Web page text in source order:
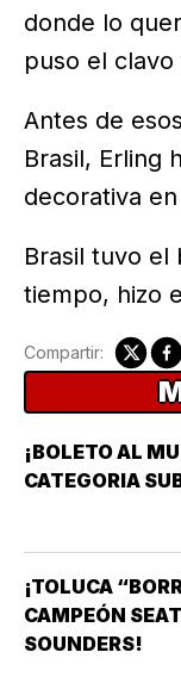
donde lo
puso el
Antes de
Brasil, Erling
decorativa
Brasil tuvo el
tiempo, hizo
Compartir:
¡BOLETO AL
CATEGORIA
¡TOLUCA
CAMPEÓN
SOUNDERS!